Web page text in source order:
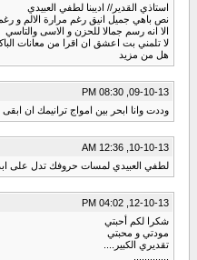
استاذي القدير// اديبنا لطفي العبيدي
نص باهي جميل انيق رغم مرارة الالم و
الا انه رسم جمالا للحزن و الاسى والتاسي
لا تلمني بت اعشق ان اقرا من معانات
هل من مزيد
09-10-13, 08:30 PM
وددت وانا ابحر بين امواج ترانيمك ان
10-10-13, 12:36 AM
لطفي العبيدي لمسات حروفك تدل على
12-10-13, 04:02 PM
شكرا لكم أحبتي
مودتي و محبتي
تقديري الكبير....